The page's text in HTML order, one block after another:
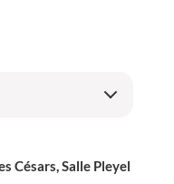
Césars, Salle Pleyel